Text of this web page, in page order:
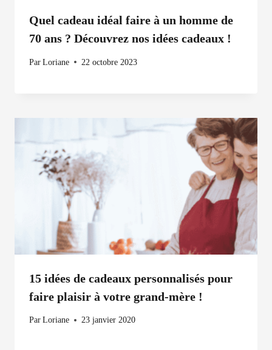
Quel cadeau idéal faire à un homme de
70 ans ? Découvrez nos idées cadeaux !
Par Loriane 22 octobre 2023
15 idées de cadeaux personnalisés pour
faire plaisir à votre grand-mère !
Par Loriane 23 janvier 2020